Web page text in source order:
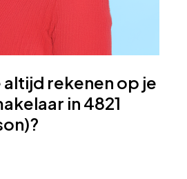
altijd rekenen op je
in 4821